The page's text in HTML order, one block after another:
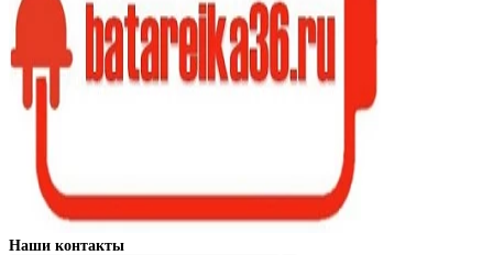
Наши контакты